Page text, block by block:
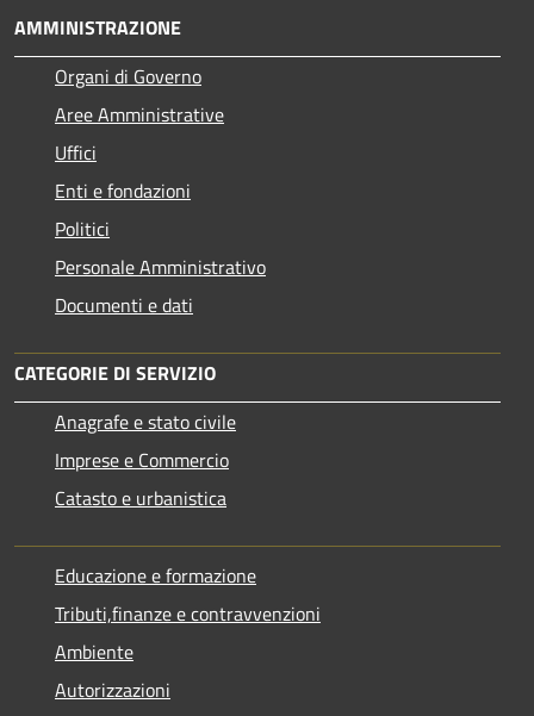
AMMINISTRAZIONE
Organi di Governo
Aree Amministrative
Uffici
Enti e fondazioni
Politici
Personale Amministrativo
Documenti e dati
CATEGORIE DI SERVIZIO
Anagrafe e stato civile
Imprese e Commercio
Catasto e urbanistica
Educazione e formazione
Tributi,finanze e contravvenzioni
Ambiente
Autorizzazioni